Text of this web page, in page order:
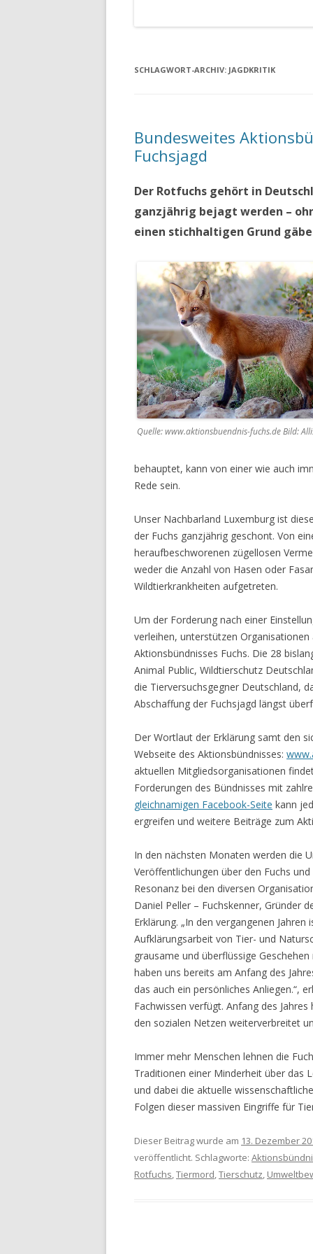
SCHLAGWORT-ARCHIV: JAGDKRITIK
Bundesweites
Fuchsjagd
Der Rotfuchs gehört in
ganzjährig bejagt werden –
einen stichhaltigen Grund
Quelle: www.aktionsbuendnis-fuchs.de Bild:
behauptet, kann von einer wie auch
Rede sein.
Unser Nachbarland Luxemburg ist
der Fuchs ganzjährig geschont. Von
heraufbeschworenen zügellosen
weder die Anzahl von Hasen oder
Wildtierkrankheiten aufgetreten.
Um der Forderung nach einer
verleihen, unterstützen
Aktionsbündnisses Fuchs. Die 28
Animal Public, Wildtierschutz
die Tierversuchsgegner Deutschland,
Abschaffung der Fuchsjagd längst
Der Wortlaut der Erklärung samt den
Webseite des Aktionsbündnisses:
aktuellen Mitgliedsorganisationen
Forderungen des Bündnisses mit
gleichnamigen Facebook-Seite kann
ergreifen und weitere Beiträge zum
In den nächsten Monaten werden die
Veröffentlichungen über den Fuchs
Resonanz bei den diversen
Daniel Peller – Fuchskenner, Gründer
Erklärung. „In den vergangenen
Aufklärungsarbeit von Tier- und
grausame und überflüssige
haben uns bereits am Anfang des
das auch ein persönliches Anliegen.“,
Fachwissen verfügt. Anfang des Jahres
den sozialen Netzen weiterverbreitet
Immer mehr Menschen lehnen die
Traditionen einer Minderheit über das
und dabei die aktuelle
Folgen dieser massiven Eingriffe für
Dieser Beitrag wurde am 13. Dezember
veröffentlicht. Schlagworte:
Rotfuchs,Tiermord,Tierschutz,